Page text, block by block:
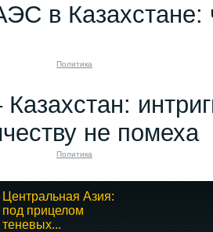
в Казахстане:
Политика
не помеха
Политика
Центральная Азия:
под прицелом
теневых...